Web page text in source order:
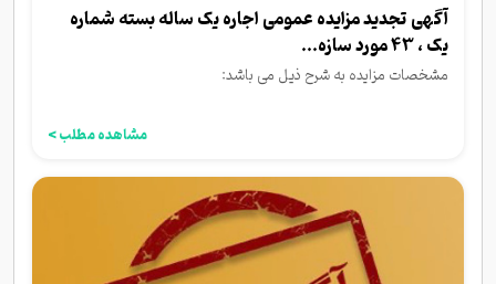
آگهی تجدید مزایده عمومی اجاره یک ساله بسته شماره
یک ، 43 مورد سازه...
مشخصات مزایده به شرح ذیل می باشد:
مشاهده مطلب >